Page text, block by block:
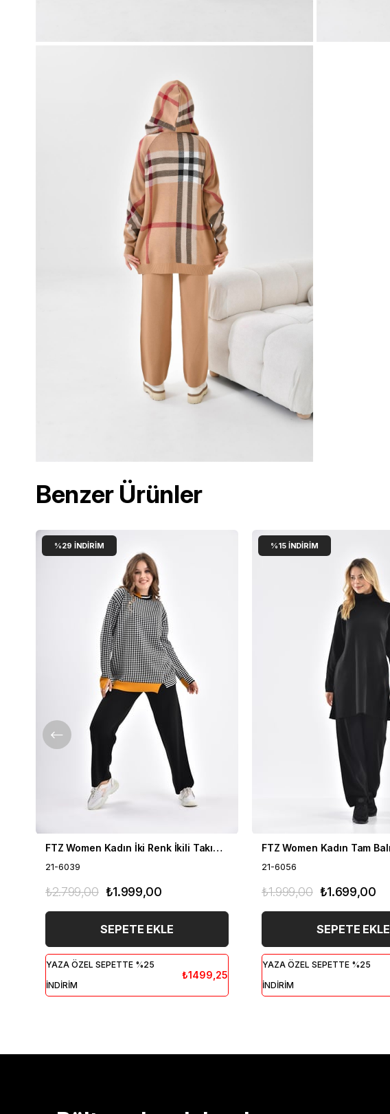
Benzer Ürünler
FTZ Women Kadın İki Renk İkili Takım Siyah 21-6039
21-6039
₺1.999,00
₺2.799,00
SEPETE EKLE
YAZA ÖZEL SEPETTE %25
İNDİRİM
₺1499,25
%29 İNDIRIM
21-6056
₺1.699,00
₺1.999,00
SEPETE EKLE
YAZA ÖZEL SEPETTE %25
İNDİRİM
%15 İNDIRIM